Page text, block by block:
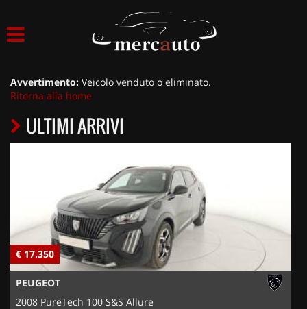
ACQUISTIAMO USATO
ASSISTENZA
NOLEGGIO LUNGO TERMINE
NOLEGGIO BREVE TERMINE
CONTATTI
Avvertimento: Veicolo venduto o eliminato.
Ritorna alla home
ULTIMI ARRIVI
€ 17.350
PEUGEOT
2008 PureTech 100 S&S Allure